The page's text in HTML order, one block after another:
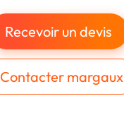
Recevoir un devis
Contacter margaux